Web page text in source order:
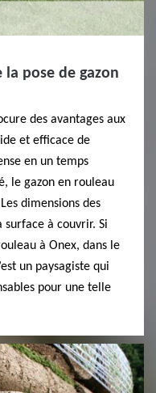
la pose de gazon
des avantages aux
et efficace de
en un temps
le gazon en rouleau
dimensions des
à couvrir. Si
à Onex, dans le
un paysagiste qui
pour une telle